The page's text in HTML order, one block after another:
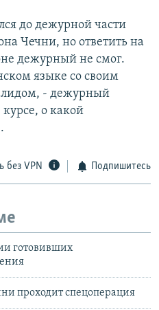
до дежурной части
Чечни, но ответить на
дежурный не смог.
языке со своим
- дежурный
курсе, о какой
без VPN Подпишитесь
готовивших
проходит спецоперация